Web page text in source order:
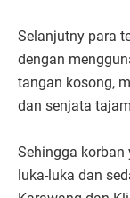
Selanjutny para
dengan
tangan kosong,
dan senjata
Sehingga
luka-luka dan